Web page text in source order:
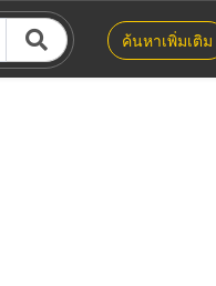
ค้นหาเพิ่มเติม